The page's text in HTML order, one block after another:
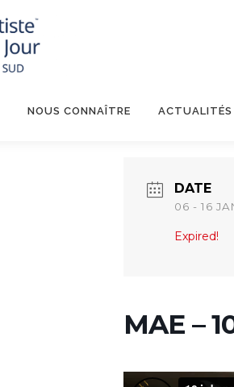
NOUS CONNAÎTRE ACTUALITÉS
DATE
06 - 16
Expired!
MAE –